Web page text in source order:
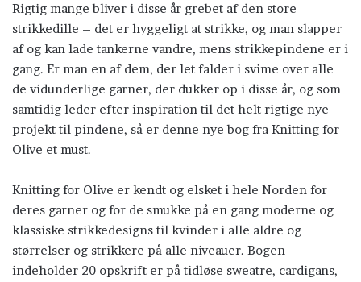
Rigtig mange bliver i disse år grebet af den store
strikkedille – det er hyggeligt at strikke, og man slapper
af og kan lade tankerne vandre, mens strikkepindene er i
gang. Er man en af dem, der let falder i svime over alle
de vidunderlige garner, der dukker op i disse år, og som
samtidig leder efter inspiration til det helt rigtige nye
projekt til pindene, så er denne nye bog fra Knitting for
Olive et must.
Knitting for Olive er kendt og elsket i hele Norden for
deres garner og for de smukke på en gang moderne og
klassiske strikkedesigns til kvinder i alle aldre og
størrelser og strikkere på alle niveauer. Bogen
indeholder 20 opskrift er på tidløse sweatre, cardigans,